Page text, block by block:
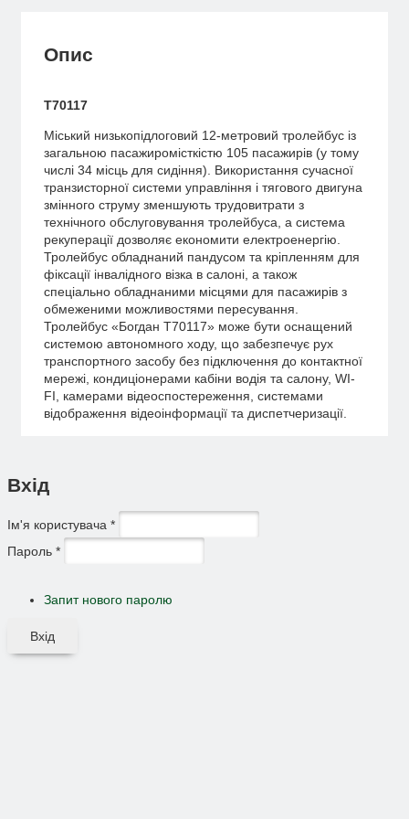
Опис
Т70117
Міський низькопідлоговий 12-метровий тролейбус із
загальною пасажиромісткістю 105 пасажирів (у тому
числі 34 місць для сидіння). Використання сучасної
транзисторної системи управління і тягового двигуна
змінного струму зменшують трудовитрати з
технічного обслуговування тролейбуса, а система
рекуперації дозволяє економити електроенергію.
Тролейбус обладнаний пандусом та кріпленням для
фіксації інвалідного візка в салоні, а також
спеціально обладнаними місцями для пасажирів з
обмеженими можливостями пересування.
Тролейбус «Богдан Т70117» може бути оснащений
системою автономного ходу, що забезпечує рух
транспортного засобу без підключення до контактної
мережі, кондиціонерами кабіни водія та салону, WI-
FI, камерами відеоспостереження, системами
відображення відеоінформації та диспетчеризації.
Вхід
Ім'я користувача *
Пароль *
Запит нового паролю